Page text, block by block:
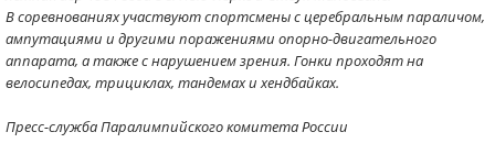
В соревнованиях участвуют спортсмены с церебральным параличом,
ампутациями и другими поражениями опорно-двигательного
аппарата, а также с нарушением зрения. Гонки проходят на
велосипедах, трициклах, тандемах и хендбайках.
Пресс-служба Паралимпийского комитета России